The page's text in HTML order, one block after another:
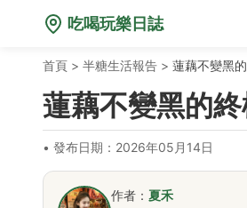
吃喝玩樂日誌
首頁 > 半糖生活報告 > 蓮藕不變黑
蓮藕不變黑的
• 發布日期：2026年05月14日
作者： 夏禾